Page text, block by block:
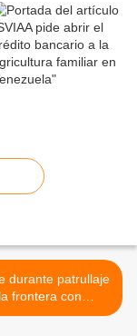
durante patrullaje
frontera con
deja a un